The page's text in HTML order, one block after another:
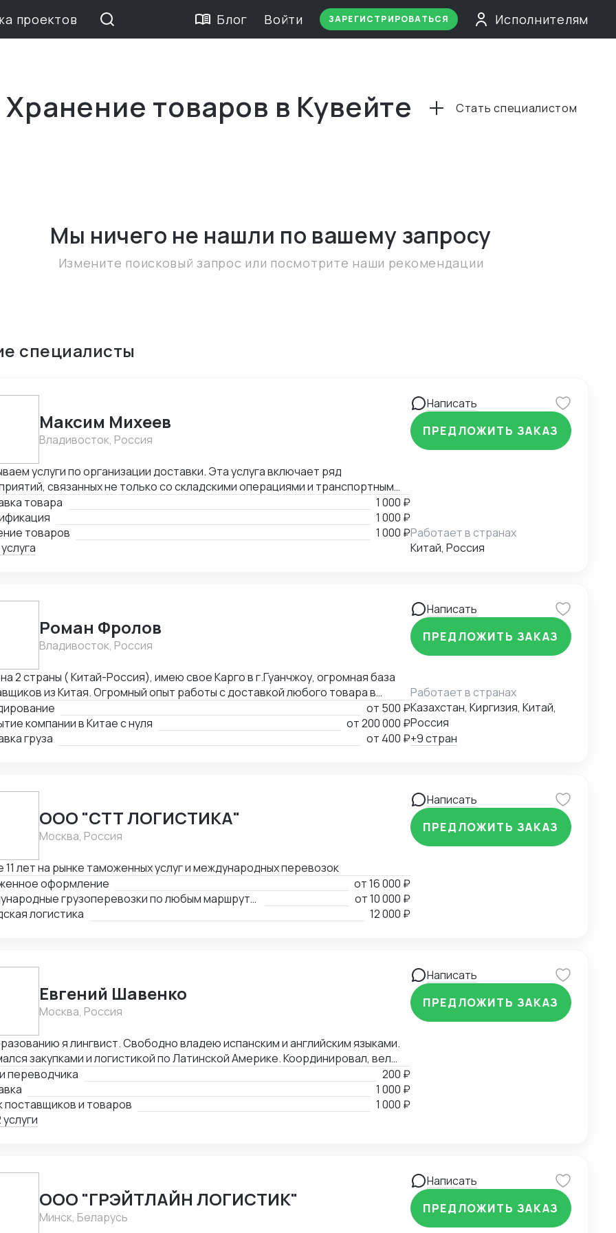
проектов Блог Войти ЗАРЕГИСТРИРОВАТЬСЯ Исполнителям
товаров в Кувейте Стать специалистом
Мы ничего не нашли по вашему запросу
Измените поисковый запрос или посмотрите наши рекомендации
специалисты
Максим Михеев
Владивосток, Россия
услуги по организации доставки. Эта услуга включает ряд
связанных не только со складскими операциями и транспортным
В нее также входит таможенное оформление, помощь в
необходимой сопроводительной и разрешительной документации.
товара
1 000 ₽
1 000 ₽
товаров
1 000 ₽
Написать
ПРЕДЛОЖИТЬ ЗАКАЗ
Работает в странах
Китай, Россия
Роман Фролов
Владивосток, Россия
2 страны ( Китай-Россия), имею свое Карго в г.Гуанчжоу, огромная база
из Китая. Огромный опыт работы с доставкой любого товара в
Средней Азии. Поиск, выкуп, валюта, обмен, инспекция.
от 500 ₽
компании в Китае с нуля
от200 000 ₽
груза
от 400 ₽
Написать
ПРЕДЛОЖИТЬ ЗАКАЗ
Работает в странах
Казахстан, Киргизия, Китай,
Россия
+9 стран
ООО "СТТ ЛОГИСТИКА"
Москва, Россия
11 лет на рынке таможенных услуг и международных перевозок
оформление
от16 000 ₽
Международные грузоперевозки по любым маршрутам и любыми видами транспорта
от10 000 ₽
логистика
12 000 ₽
Написать
ПРЕДЛОЖИТЬ ЗАКАЗ
Евгений Шавенко
Москва, Россия
я лингвист. Свободно владею испанским и английским языками.
закупками и логистикой по Латинской Америке. Координировал, вел
по закупке, согласовал цены DDP. Перевозил товары до складов
В данный момент занимаюсь организацией импорта в Российскую
из Америки. Знаком со всеми первичными документами ВЭД.
переводчика
200 ₽
1 000 ₽
поставщиков и товаров
1 000 ₽
Написать
ПРЕДЛОЖИТЬ ЗАКАЗ
ООО "ГРЭЙТЛАЙН ЛОГИСТИК"
Минск, Беларусь
Написать
ПРЕДЛОЖИТЬ ЗАКАЗ